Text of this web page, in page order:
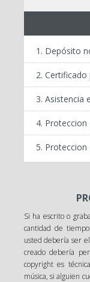
Depósito
Certificado
Asistencia
Proteccion
Proteccion
Si ha escrito o
cantidad de
usted debería ser
creado debería
copyright es
música, si alguien